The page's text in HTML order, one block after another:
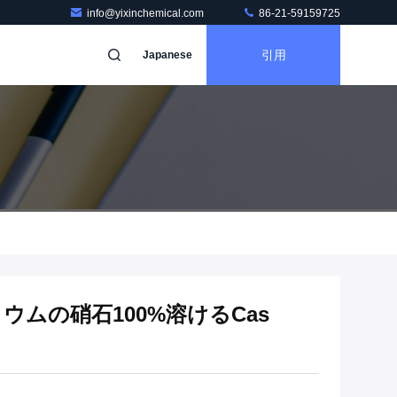
info@yixinchemical.com 86-21-59159725
Japanese 引用
ムの硝石100%溶けるCas